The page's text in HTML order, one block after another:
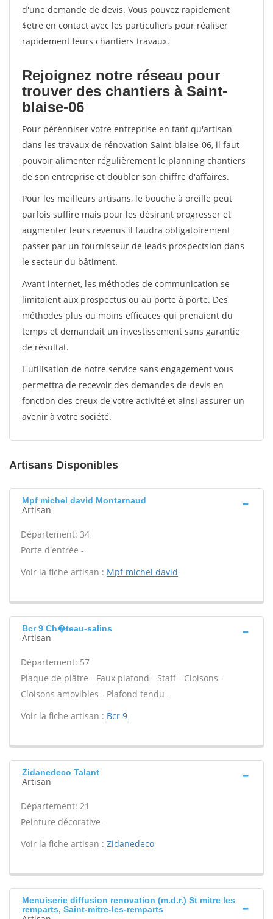
d'une demande de devis. Vous pouvez rapidement
$etre en contact avec les particuliers pour réaliser
rapidement leurs chantiers travaux.
Rejoignez notre réseau pour
trouver des chantiers à Saint-
blaise-06
Pour pérénniser votre entreprise en tant qu'artisan
dans les travaux de rénovation Saint-blaise-06, il faut
pouvoir alimenter régulièrement le planning chantiers
de son entreprise et doubler son chiffre d'affaires.
Pour les meilleurs artisans, le bouche à oreille peut
parfois suffire mais pour les désirant progresser et
augmenter leurs revenus il faudra obligatoirement
passer par un fournisseur de leads prospectsion dans
le secteur du bâtiment.
Avant internet, les méthodes de communication se
limitaient aux prospectus ou au porte à porte. Des
méthodes plus ou moins efficaces qui prenaient du
temps et demandait un investissement sans garantie
de résultat.
L'utilisation de notre service sans engagement vous
permettra de recevoir des demandes de devis en
fonction des creux de votre activité et ainsi assurer un
avenir à votre société.
Artisans Disponibles
Mpf michel david Montarnaud
Artisan
Département: 34
Porte d'entrée -
Voir la fiche artisan : Mpf michel david
Bcr 9 Ch�teau-salins
Artisan
Département: 57
Plaque de plâtre - Faux plafond - Staff - Cloisons -
Cloisons amovibles - Plafond tendu -
Voir la fiche artisan : Bcr 9
Zidanedeco Talant
Artisan
Département: 21
Peinture décorative -
Voir la fiche artisan : Zidanedeco
Menuiserie diffusion renovation (m.d.r.) St mitre les
remparts, Saint-mitre-les-remparts